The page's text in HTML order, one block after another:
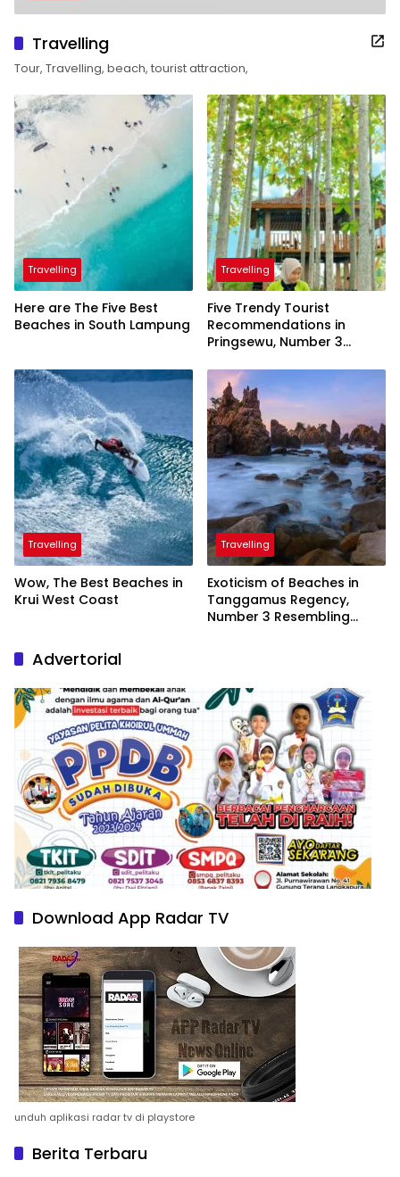
Travelling
Tour, Travelling, beach, tourist attraction,
Travelling
Here are The Five Best
Beaches in South Lampung
Travelling
Five Trendy Tourist
Recommendations in
Pringsewu, Number 3
President
Travelling
Wow, The Best Beaches in
Krui West Coast
Travelling
Exoticism of Beaches in
Tanggamus Regency,
Number 3 Resembling
Advertorial
Download App Radar TV
unduh aplikasi radar tv di playstore
Berita Terbaru